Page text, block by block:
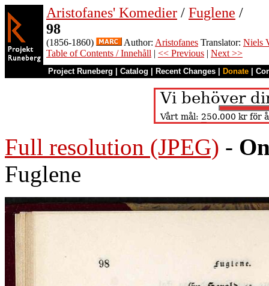
Aristofanes' Komedier / Fuglene /
98
(1856-1860) Author: Aristofanes Translator: Niels
Table of Contents / Innehåll | << Previous | Next >>
Project Runeberg Catalog Recent Changes Donate
Full resolution (JPEG) -
Fuglene